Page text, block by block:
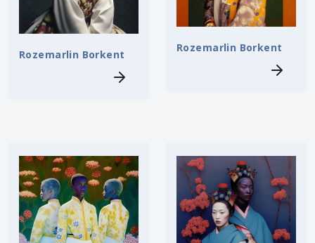
Rozemarlin Borkent
Rozemarlin Borkent